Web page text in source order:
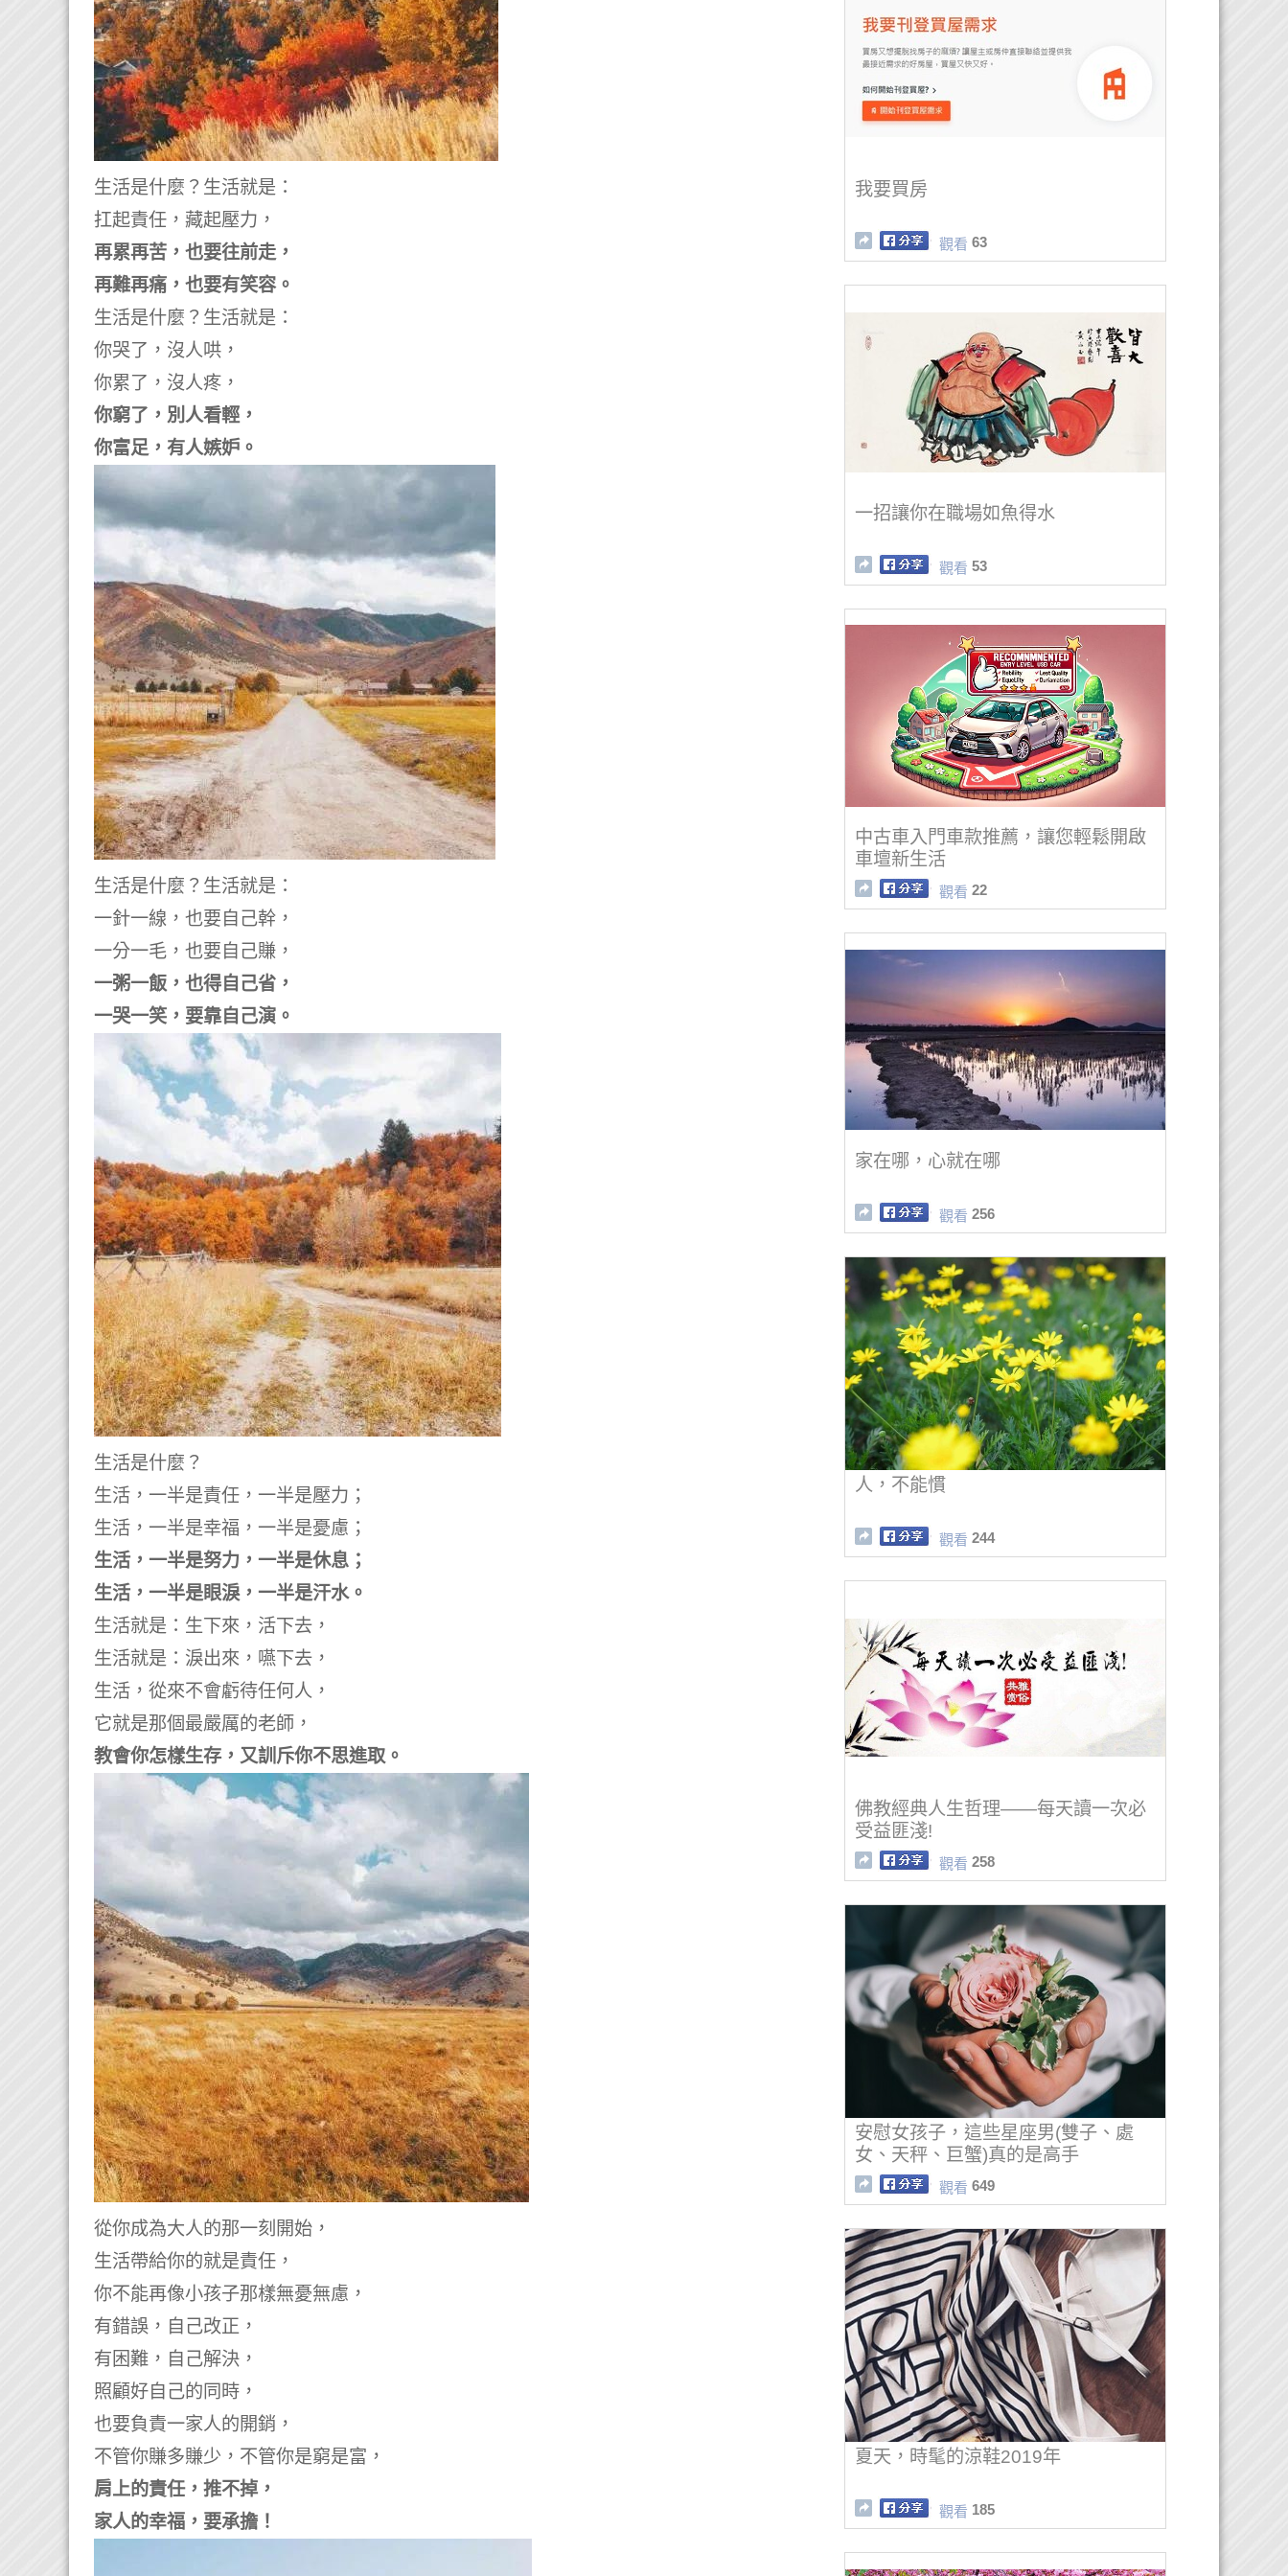
生活是什麼？ 生活就是：
扛起責任，藏起壓力，
再累再苦，也要往前走，
再難再痛，也要有笑容。
生活是什麼？ 生活就是：
你哭了，沒人哄，
你累了，沒人疼，
你窮了，別人看輕，
你富足，有人嫉妒。
生活是什麼？ 生活就是：
一針一線，也要自己幹，
一分一毛，也要自己賺，
一粥一飯，也得自己省，
一哭一笑，要靠自己演。
生活是什麼？
生活，一半是責任，一半是壓力；
生活，一半是幸福，一半是憂慮；
生活，一半是努力，一半是休息；
生活，一半是眼淚，一半是汗水。
生活就是：生下來，活下去，
生活就是：淚出來，嚥下去，
生活，從來不會虧待任何人，
它就是那個最嚴厲的老師，
教會你怎樣生存， 又訓斥你不思進取。
從你成為大人的那一刻開始，
生活帶給你的就是責任，
你不能再像小孩子那樣無憂無慮，
有錯誤，自己改正，
有困難，自己解決，
照顧好自己的同時，
也要負責一家人的開銷，
不管你賺多賺少，不管你是窮是富，
肩上的責任，推不掉，
家人的幸福，要承擔！
我要買房
觀看 63
一招讓你在職場如魚得水
觀看 53
中古車入門車款推薦，讓您輕鬆開啟
車壇新生活
觀看 22
家在哪，心就在哪
觀看 256
人，不能慣
觀看 244
佛教經典人生哲理——每天讀一次必
受益匪淺!
觀看 258
安慰女孩子，這些星座男(雙子、處
女、天秤、巨蟹)真的是高手
觀看 649
夏天，時髦的涼鞋2019年
觀看 185